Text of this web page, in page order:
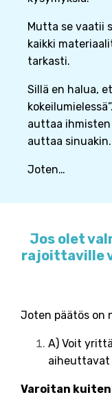
Mutta se vaatii
kaikki
tarkasti.
Sillä en halua,
auttaa
auttaa sinuakin.
Joten…
Jos olet
rajoittaville
Joten päätös on
A) Voit
aiheuttavat
Varoitan